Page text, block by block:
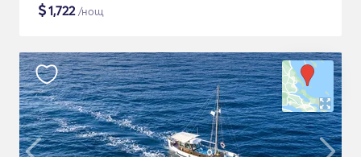
$1,722/нощ